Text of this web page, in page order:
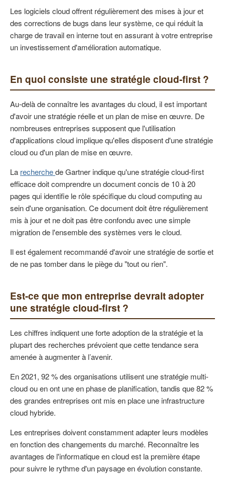
Les logiciels cloud offrent régulièrement des mises à jour et
des corrections de bugs dans leur système, ce qui réduit la
charge de travail en interne tout en assurant à votre entreprise
un investissement d'amélioration automatique.
En quoi consiste une stratégie cloud-first ?
Au-delà de connaître les avantages du cloud, il est important
d'avoir une stratégie réelle et un plan de mise en œuvre. De
nombreuses entreprises supposent que l'utilisation
d'applications cloud implique qu'elles disposent d'une stratégie
cloud ou d'un plan de mise en œuvre.
La recherchede Gartner indique qu'une stratégie cloud-first
efficace doit comprendre un document concis de 10 à 20
pages qui identifie le rôle spécifique du cloud computing au
sein d'une organisation. Ce document doit être régulièrement
mis à jour et ne doit pas être confondu avec une simple
migration de l'ensemble des systèmes vers le cloud.
Il est également recommandé d'avoir une stratégie de sortie et
de ne pas tomber dans le piège du "tout ou rien".
Est-ce que mon entreprise devrait adopter
une stratégie cloud-first ?
Les chiffres indiquent une forte adoption de la stratégie et la
plupart des recherches prévoient que cette tendance sera
amenée à augmenter à l’avenir.
En 2021, 92 % des organisations utilisent une stratégie multi-
cloud ou en ont une en phase de planification, tandis que 82 %
des grandes entreprises ont mis en place une infrastructure
cloud hybride.
Les entreprises doivent constamment adapter leurs modèles
en fonction des changements du marché. Reconnaître les
avantages de l'informatique en cloud est la première étape
pour suivre le rythme d'un paysage en évolution constante.